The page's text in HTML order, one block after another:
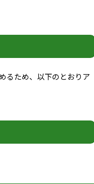
るため、以下のとおりア